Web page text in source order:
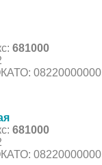
681000
08220000000
681000
08220000000